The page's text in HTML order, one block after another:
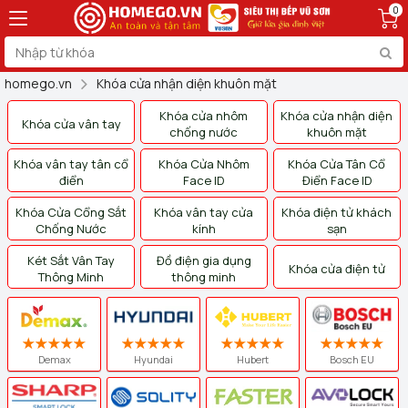
0
homego.vn Khóa cửa nhận diện khuôn mặt
Khóa cửa vân tay
Khóa cửa nhôm
chống nước
Khóa cửa nhận diện
khuôn mặt
Khóa vân tay tân cổ
điển
Khóa Cửa Nhôm
Face ID
Khóa Cửa Tân Cổ
Điển Face ID
Khóa Cửa Cổng Sắt
Chống Nước
Khóa vân tay cửa
kính
Khóa điện tử khách
sạn
Két Sắt Vân Tay
Thông Minh
Đồ điện gia dụng
thông minh
Khóa cửa điện tử
Demax Hyundai Hubert Bosch EU